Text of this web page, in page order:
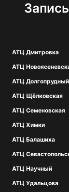
АТЦ Дмитровка
АТЦ
АТЦ Долгопрудный
АТЦ Щёлковская
АТЦ Семеновская
АТЦ Химки
АТЦ Балашиха
АТЦ
АТЦ Научный
АТЦ Удальцова